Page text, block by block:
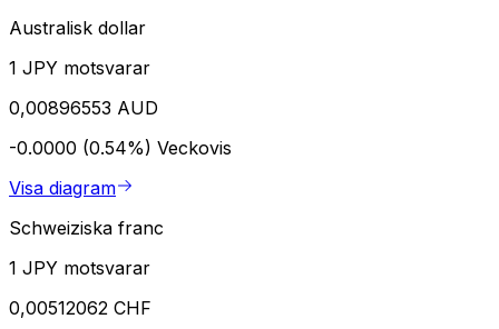
Australisk dollar
1 JPY motsvarar
0,00896553 AUD
-0.0000 (0.54%) Veckovis
Visa diagram
Schweiziska franc
1 JPY motsvarar
0,00512062 CHF